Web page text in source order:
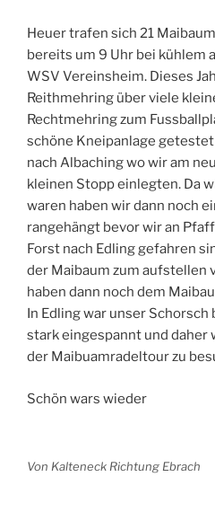
Heuer trafen sich 21
bereits um 9 Uhr bei kühlem
WSV Vereinsheim. Dieses
Reithmehring über viele
Rechtmehring zum
schöne Kneipanlage
nach Albaching wo wir am
kleinen Stopp einlegten. Da
waren haben wir dann noch
rangehängt bevor wir an
Forst nach Edling gefahren
der Maibaum zum aufstellen
haben dann noch dem
In Edling war unser
stark eingespannt und daher
der Maibuamradeltour zu
Schön wars wieder
Von Kalteneck Richtung Ebrach